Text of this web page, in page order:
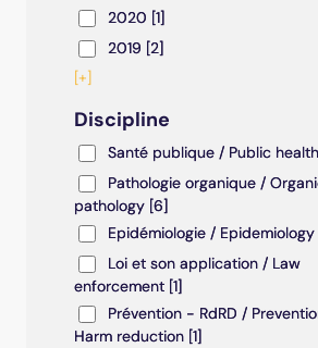
20202020 [1]
20192019 [2]
[+]
Discipline
Santé publique / Public health
Santé publique / Public health
Pathologie organique /
Pathologie organique /
pathology [6]
Epidémiologie / Epidemiology
Epidémiologie / Epidemiology
Loi et son application / Law
Loi et son application / Law
enforcement [1]
Prévention - RdRD /
Prévention - RdRD /
Harm reduction [1]